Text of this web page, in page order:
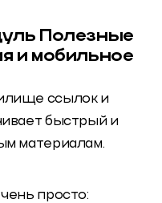
Полезные
и мобильное
ссылок и
быстрый и
материалам.
просто: